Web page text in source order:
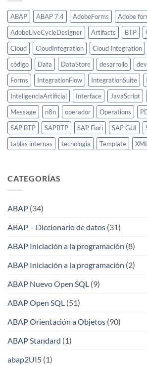
ABAP ABAP 7.4 AdobeForms
Adobe
AdobeLiveCycleDesigner
Artifacts BTP
Cloud
CloudIntegration Cloud Integration
código
Data DataStore desarrollo
Forms
IntegrationFlow IntegrationSuite
InteligenciaArtificial
Interface JavaScript
Message
n8n operador Operations
SAP BTP
SAPBTP SAP Fiori SAP GUI
tablas internas
tecnologia Template XML
CATEGORÍAS
ABAP (34)
ABAP – Diccionario de datos (31)
ABAP Iniciación a la programación (8)
ABAP Iniciación a la programación (2)
ABAP Nuevo Open SQL (9)
ABAP Open SQL (51)
ABAP Orientación a Objetos (90)
ABAP Standard (1)
abap2UI5 (1)